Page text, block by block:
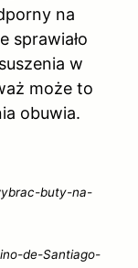
na
sprawiało
w
może to
obuwia.
buty-na-
de-Santiago-